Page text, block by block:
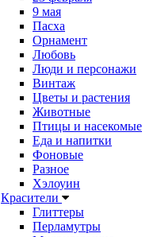
9 мая
Пасха
Орнамент
Любовь
Люди и персонажи
Винтаж
Цветы и растения
Животные
Птицы и насекомые
Еда и напитки
Фоновые
Разное
Хэлоуин
Красители
Глиттеры
Перламутры